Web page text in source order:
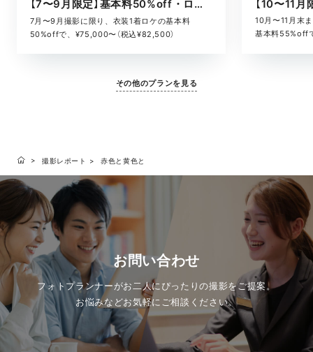
【7〜9月限定】基本料50%off・ロケキャンペーン
7月〜9月撮影に限り、衣装1着ロケの基本料
50%offで、¥75,000〜（税込¥82,500）
10月〜11月末
基本料55%off
その他のプランを見る
撮影レポート 赤色と黄色と
お問い合わせ
フォトプランナーがお二人にぴったりの撮影をご提案。
お悩みなどお気軽にご相談ください。